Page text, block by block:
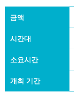
금액
시간대
소요시간
개최 기간